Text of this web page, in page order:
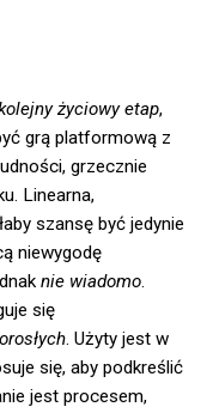
życiowy etap,
grą platformową z
grzecznie
Linearna,
szansę być jedynie
niewygodę
nie wiadomo.
się
. Użyty jest w
się, aby podkreślić
jest procesem,